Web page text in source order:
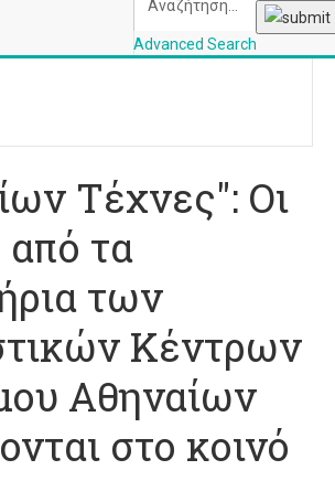
Advanced Search
Τέχνες": Οι
τα
των
Κέντρων
Αθηναίων
στο κοινό